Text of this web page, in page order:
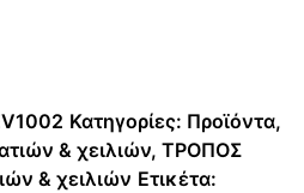
Κατηγορίες: Προϊόντα,
& χειλιών, ΤΡΟΠΟΣ
& χειλιών Ετικέτα: